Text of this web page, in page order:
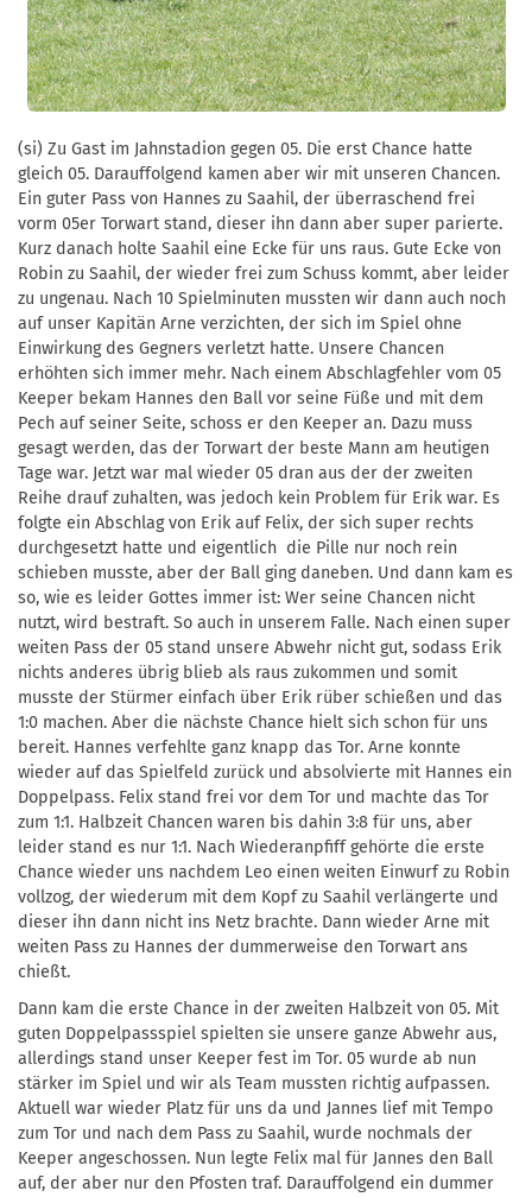
(si) Zu Gast im Jahnstadion gegen 05. Die erst Chance hatte
gleich 05. Darauffolgend kamen aber wir mit unseren Chancen.
Ein guter Pass von Hannes zu Saahil, der überraschend frei
vorm 05er Torwart stand, dieser ihn dann aber super parierte.
Kurz danach holte Saahil eine Ecke für uns raus. Gute Ecke von
Robin zu Saahil, der wieder frei zum Schuss kommt, aber leider
zu ungenau. Nach 10 Spielminuten mussten wir dann auch noch
auf unser Kapitän Arne verzichten, der sich im Spiel ohne
Einwirkung des Gegners verletzt hatte. Unsere Chancen
erhöhten sich immer mehr. Nach einem Abschlagfehler vom 05
Keeper bekam Hannes den Ball vor seine Füße und mit dem
Pech auf seiner Seite, schoss er den Keeper an. Dazu muss
gesagt werden, das der Torwart der beste Mann am heutigen
Tage war. Jetzt war mal wieder 05 dran aus der der zweiten
Reihe drauf zuhalten, was jedoch kein Problem für Erik war. Es
folgte ein Abschlag von Erik auf Felix, der sich super rechts
durchgesetzt hatte und eigentlich die Pille nur noch rein
schieben musste, aber der Ball ging daneben. Und dann kam es
so, wie es leider Gottes immer ist: Wer seine Chancen nicht
nutzt, wird bestraft. So auch in unserem Falle. Nach einen super
weiten Pass der 05 stand unsere Abwehr nicht gut, sodass Erik
nichts anderes übrig blieb als raus zukommen und somit
musste der Stürmer einfach über Erik rüber schießen und das
1:0 machen. Aber die nächste Chance hielt sich schon für uns
bereit. Hannes verfehlte ganz knapp das Tor. Arne konnte
wieder auf das Spielfeld zurück und absolvierte mit Hannes ein
Doppelpass. Felix stand frei vor dem Tor und machte das Tor
zum 1:1. Halbzeit Chancen waren bis dahin 3:8 für uns, aber
leider stand es nur 1:1. Nach Wiederanpfiff gehörte die erste
Chance wieder uns nachdem Leo einen weiten Einwurf zu Robin
vollzog, der wiederum mit dem Kopf zu Saahil verlängerte und
dieser ihn dann nicht ins Netz brachte. Dann wieder Arne mit
weiten Pass zu Hannes der dummerweise den Torwart ans
chießt.
Dann kam die erste Chance in der zweiten Halbzeit von 05. Mit
guten Doppelpassspiel spielten sie unsere ganze Abwehr aus,
allerdings stand unser Keeper fest im Tor. 05 wurde ab nun
stärker im Spiel und wir als Team mussten richtig aufpassen.
Aktuell war wieder Platz für uns da und Jannes lief mit Tempo
zum Tor und nach dem Pass zu Saahil, wurde nochmals der
Keeper angeschossen. Nun legte Felix mal für Jannes den Ball
auf, der aber nur den Pfosten traf. Darauffolgend ein dummer